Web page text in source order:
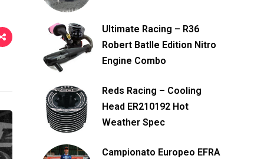
Ultimate Racing – R36
Robert Batlle Edition Nitro
Engine Combo
Reds Racing – Cooling
Head ER210192 Hot
Weather Spec
Campionato Europeo EFRA